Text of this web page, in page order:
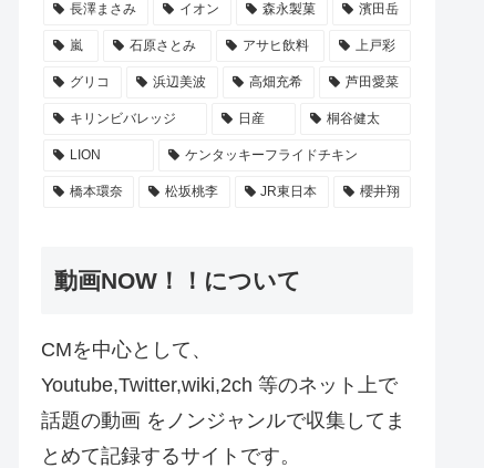
長澤まさみ イオン 森永製菓 濱田岳
嵐 石原さとみ アサヒ飲料 上戸彩
グリコ 浜辺美波 高畑充希 芦田愛菜
キリンビバレッジ 日産 桐谷健太
LION ケンタッキーフライドチキン
橋本環奈 松坂桃李 JR東日本 櫻井翔
動画NOW！！について
CMを中心として、
Youtube,Twitter,wiki,2ch 等のネット上で
話題の動画 をノンジャンルで収集してま
とめて記録するサイトです。